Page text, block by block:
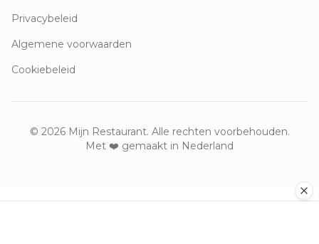
Privacybeleid
Algemene voorwaarden
Cookiebeleid
© 2026Mijn Restaurant. Alle rechten voorbehouden.
Met ❤️ gemaakt in Nederland